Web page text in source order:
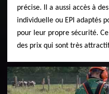
précise. Il a aussi accès à
individuelle ou EPI adaptés
pour leur propre sécurité.
des prix qui sont très